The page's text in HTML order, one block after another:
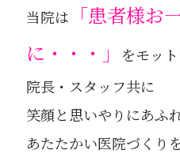
当院は
「患者様お
に・・・」
をモッ
院長・スタッフ共に
笑顔と思いやりにあふ
あたたかい医院づくり